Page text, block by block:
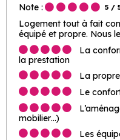
Note :
5 /
Logement tout à fait
équipé et propre. Nous
La
la prestation
La
Le
mobilier…)
Les